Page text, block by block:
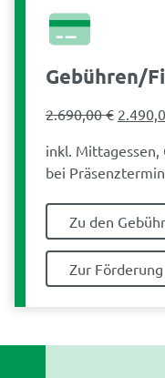
Gebühren/
2.690,00€
war:
inkl. Mittagessen,
bei
Zu den
Zur Förderung